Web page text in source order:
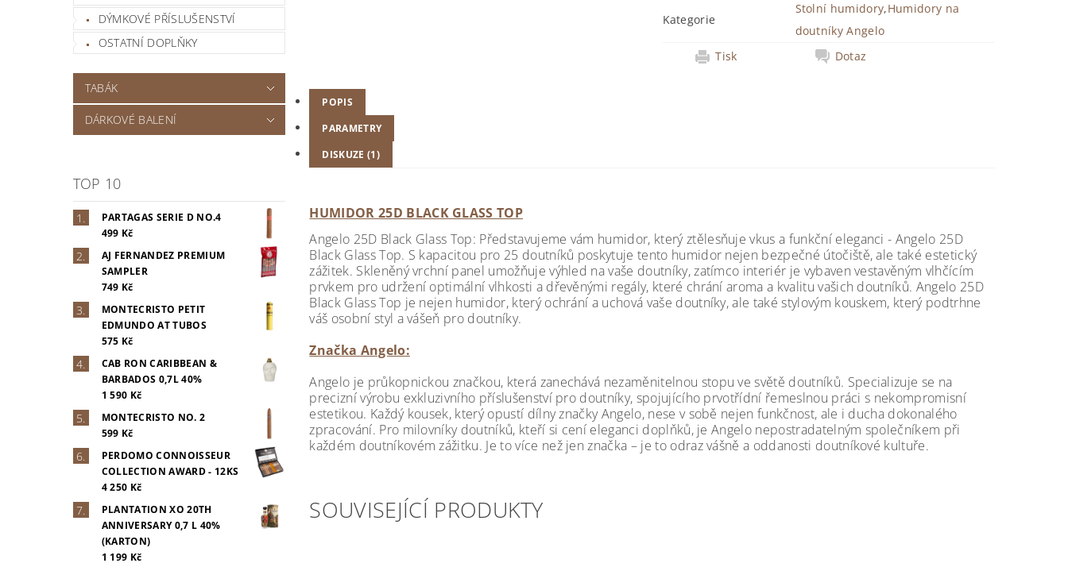
DÝMKOVÉ PŘÍSLUŠENSTVÍ
OSTATNÍ DOPLŇKY
TABÁK
DÁRKOVÉ BALENÍ
TOP 10
PARTAGAS SERIE D NO.4
499 Kč
AJ FERNANDEZ PREMIUM
SAMPLER
749 Kč
MONTECRISTO PETIT
EDMUNDO AT TUBOS
575 Kč
CAB RON CARIBBEAN &
BARBADOS 0,7L 40%
1 590 Kč
MONTECRISTO NO. 2
599 Kč
PERDOMO CONNOISSEUR
COLLECTION AWARD - 12KS
4 250 Kč
PLANTATION XO 20TH
ANNIVERSARY 0,7 L 40%
(KARTON)
1 199 Kč
Kategorie
Stolní humidory,Humidory na
doutníky Angelo
Tisk
Dotaz
POPIS
PARAMETRY
DISKUZE (1)
HUMIDOR 25D BLACK GLASS TOP
Angelo 25D Black Glass Top: Představujeme vám humidor, který ztělesňuje vkus a funkční eleganci - Angelo 25D
Black Glass Top. S kapacitou pro 25 doutníků poskytuje tento humidor nejen bezpečné útočiště, ale také estetický
zážitek. Skleněný vrchní panel umožňuje výhled na vaše doutníky, zatímco interiér je vybaven vestavěným vlhčícím
prvkem pro udržení optimální vlhkosti a dřevěnými regály, které chrání aroma a kvalitu vašich doutníků. Angelo 25D
Black Glass Top je nejen humidor, který ochrání a uchová vaše doutníky, ale také stylovým kouskem, který podtrhne
váš osobní styl a vášeň pro doutníky.
Značka Angelo:
Angelo je průkopnickou značkou, která zanechává nezaměnitelnou stopu ve světě doutníků. Specializuje se na
precizní výrobu exkluzivního příslušenství pro doutníky, spojujícího prvotřídní řemeslnou práci s nekompromisní
estetikou. Každý kousek, který opustí dílny značky Angelo, nese v sobě nejen funkčnost, ale i ducha dokonalého
zpracování. Pro milovníky doutníků, kteří si cení eleganci doplňků, je Angelo nepostradatelným společníkem při
každém doutníkovém zážitku. Je to více než jen značka – je to odraz vášně a oddanosti doutníkové kultuře.
SOUVISEJÍCÍ PRODUKTY